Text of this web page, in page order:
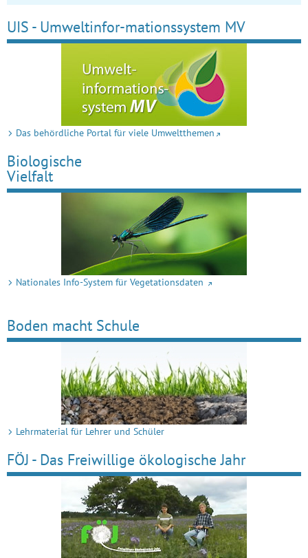
UIS - Umweltinfor-mationssystem MV
Das behördliche Portal für viele Umweltthemen
Biologische
Vielfalt
Nationales Info-System für Vegetationsdaten
Boden macht Schule
Lehrmaterial für Lehrer und Schüler
FÖJ - Das Freiwillige ökologische Jahr